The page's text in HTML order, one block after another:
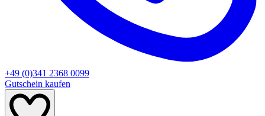
+49 (0)341 2368 0099
Gutschein kaufen